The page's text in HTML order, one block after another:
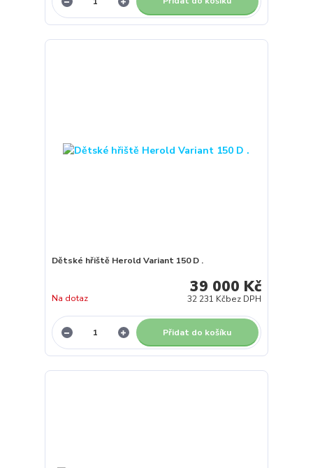
Dětské hřiště Herold Variant 150 D .
39 000 Kč
32 231 Kčbez DPH
Na dotaz
Přidat do košíku